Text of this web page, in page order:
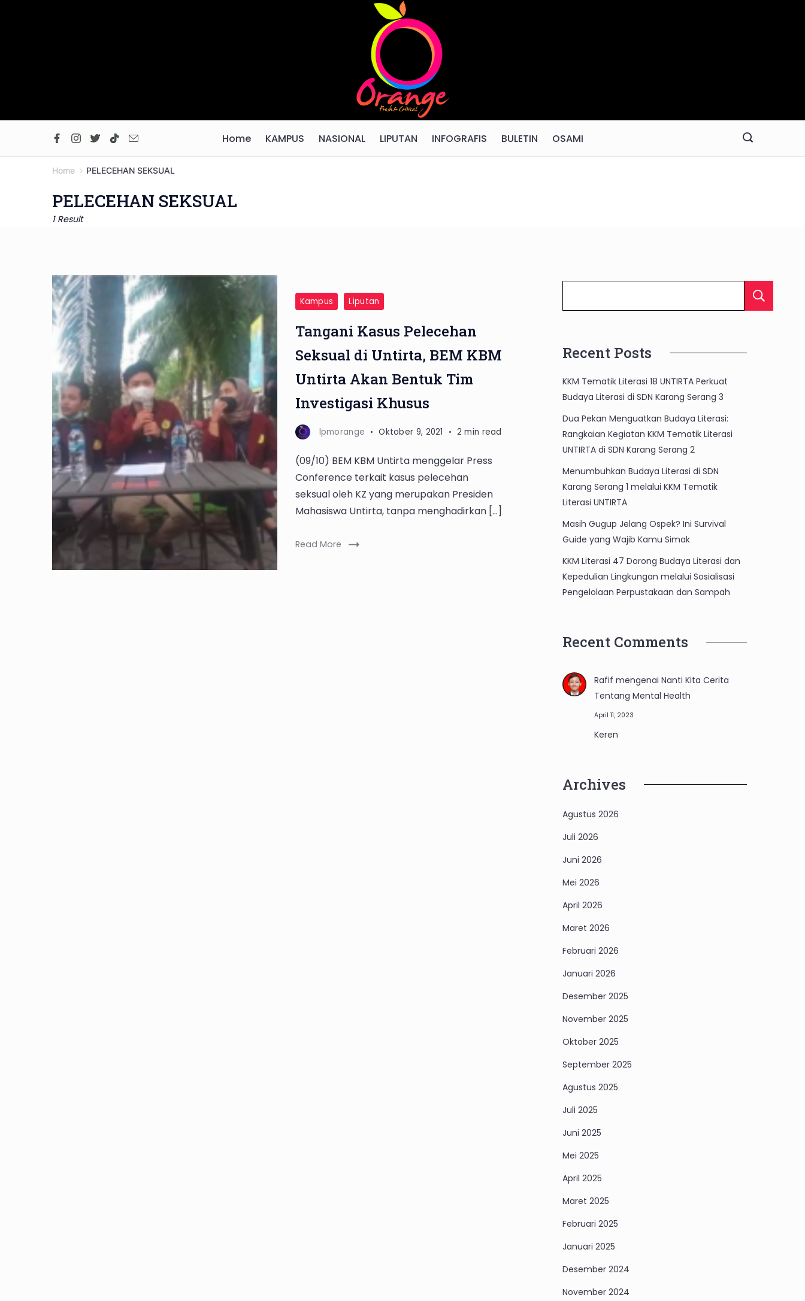
Home KAMPUS NASIONAL LIPUTAN INFOGRAFIS BULETIN OSAMI
Home PELECEHAN SEKSUAL
PELECEHAN SEKSUAL
1 Result
Kampus Liputan
Tangani Kasus Pelecehan
Seksual di Untirta, BEM KBM
Untirta Akan Bentuk Tim
Investigasi Khusus
lpmorange Oktober 9, 2021 2 min read
(09/10) BEM KBM Untirta menggelar Press
Conference terkait kasus pelecehan
seksual oleh KZ yang merupakan Presiden
Mahasiswa Untirta, tanpa menghadirkan […]
Read More
Recent Posts
KKM Tematik Literasi 18 UNTIRTA Perkuat
Budaya Literasi di SDN Karang Serang 3
Dua Pekan Menguatkan Budaya Literasi:
Rangkaian Kegiatan KKM Tematik Literasi
UNTIRTA di SDN Karang Serang 2
Menumbuhkan Budaya Literasi di SDN
Karang Serang 1 melalui KKM Tematik
Literasi UNTIRTA
Masih Gugup Jelang Ospek? Ini Survival
Guide yang Wajib Kamu Simak
KKM Literasi 47 Dorong Budaya Literasi dan
Kepedulian Lingkungan melalui Sosialisasi
Pengelolaan Perpustakaan dan Sampah
Recent Comments
Rafif mengenaiNanti Kita Cerita
Tentang Mental Health
April 11, 2023
Keren
Archives
Agustus 2026
Juli 2026
Juni 2026
Mei 2026
April 2026
Maret 2026
Februari 2026
Januari 2026
Desember 2025
November 2025
Oktober 2025
September 2025
Agustus 2025
Juli 2025
Juni 2025
Mei 2025
April 2025
Maret 2025
Februari 2025
Januari 2025
Desember 2024
November 2024